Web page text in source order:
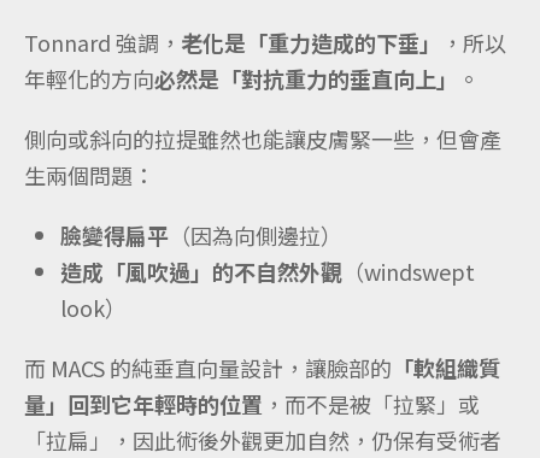
Tonnard 強調， 老化是「重力造成的下垂」
，所以
年輕化的方向必然是「對抗重力的垂直向上」
。
側向或斜向的拉提雖然也能讓皮膚緊一些，但會產
生兩個問題：
臉變得扁平 （因為向側邊拉）
造成「風吹過」的不自然外觀 （windswept
look）
而 MACS 的純垂直向量設計，讓臉部的 「軟組織質
量」回到它年輕時的位置 ，而不是被「拉緊」或
「拉扁」，因此術後外觀更加自然，仍保有受術者